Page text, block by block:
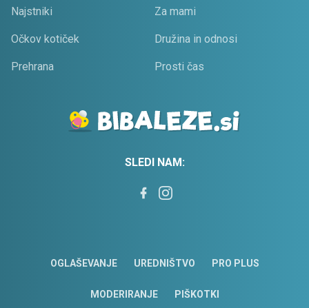
Najstniki Za mami
Očkov kotiček Družina in odnosi
Prehrana Prosti čas
SLEDI NAM:
OGLAŠEVANJE UREDNIŠTVO PRO PLUS
MODERIRANJE PIŠKOTKI